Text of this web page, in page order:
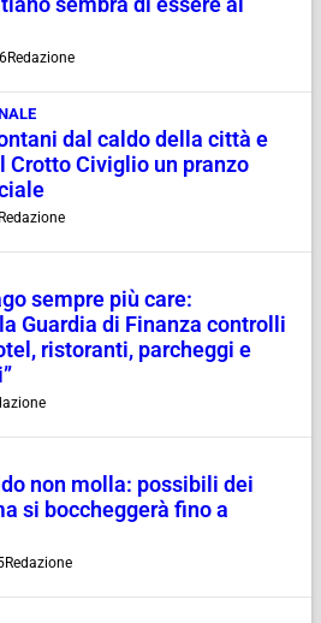
sembra di essere al
Redazione
dal caldo della città e
Crotto Civiglio un pranzo
Redazione
sempre più care:
Guardia di Finanza controlli
ristoranti, parcheggi e
non molla: possibili dei
si boccheggerà fino a
Redazione